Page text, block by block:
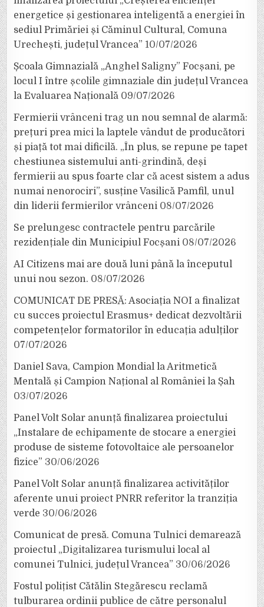
energetice și gestionarea inteligentă a energiei în
sediul Primăriei și Căminul Cultural, Comuna
Urechești, județul Vrancea” 10/07/2026
Școala Gimnazială „Anghel Saligny” Focșani, pe
locul I între școlile gimnaziale din județul Vrancea
la Evaluarea Națională 09/07/2026
Fermierii vrânceni trag un nou semnal de alarmă:
prețuri prea mici la laptele vândut de producători
și piață tot mai dificilă. „În plus, se repune pe tapet
chestiunea sistemului anti-grindină, deși
fermierii au spus foarte clar că acest sistem a adus
numai nenorociri”, susține Vasilică Pamfil, unul
din liderii fermierilor vrânceni 08/07/2026
Se prelungesc contractele pentru parcările
rezidențiale din Municipiul Focșani 08/07/2026
AI Citizens mai are două luni până la începutul
unui nou sezon. 08/07/2026
COMUNICAT DE PRESĂ: Asociația NOI a finalizat
cu succes proiectul Erasmus+ dedicat dezvoltării
competențelor formatorilor în educația adulților
07/07/2026
Daniel Sava, Campion Mondial la Aritmetică
Mentală și Campion Național al României la Șah
03/07/2026
Panel Volt Solar anunță finalizarea proiectului
„Instalare de echipamente de stocare a energiei
produse de sisteme fotovoltaice ale persoanelor
fizice” 30/06/2026
Panel Volt Solar anunță finalizarea activităților
aferente unui proiect PNRR referitor la tranziția
verde 30/06/2026
Comunicat de presă. Comuna Tulnici demarează
proiectul „Digitalizarea turismului local al
comunei Tulnici, județul Vrancea” 30/06/2026
Fostul polițist Cătălin Stegărescu reclamă
tulburarea ordinii publice de către personalul